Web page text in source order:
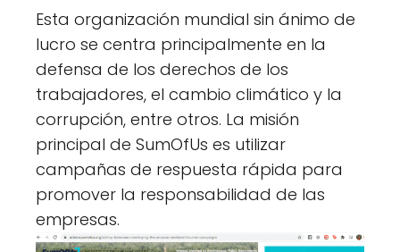
Esta organización mundial sin ánimo de
lucro se centra principalmente en la
defensa de los derechos de los
trabajadores, el cambio climático y la
corrupción, entre otros. La misión
principal de SumOfUs es utilizar
campañas de respuesta rápida para
promover la responsabilidad de las
empresas.